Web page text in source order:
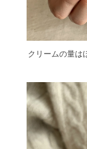
クリームの量は